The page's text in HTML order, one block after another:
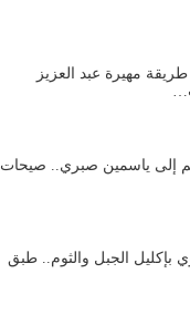
مهيرة عبد العزيز
إلى ياسمين صبري.. صيحات
بإكليل الجبل والثوم.. طبق